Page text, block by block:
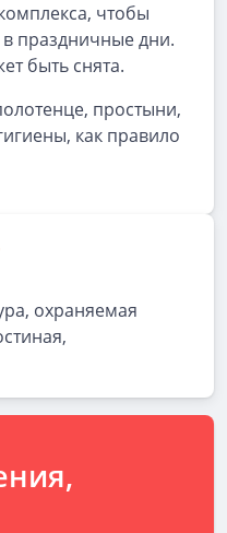
чтобы
праздничные дни.
быть снята.
простыни,
как правило
охраняемая